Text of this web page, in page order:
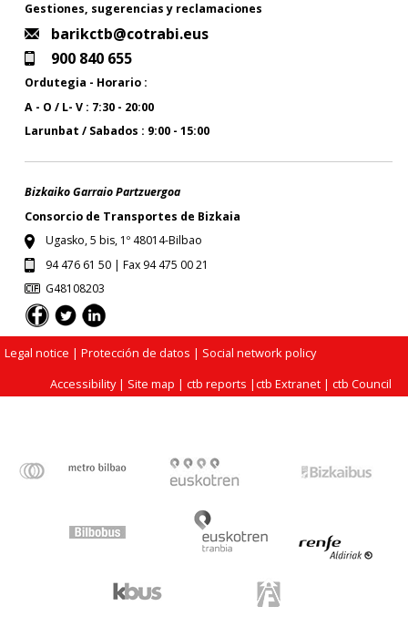
Gestiones, sugerencias y reclamaciones
barikctb@cotrabi.eus
900 840 655
Ordutegia - Horario :
A - O / L- V : 7:30 - 20:00
Larunbat / Sabados : 9:00 - 15:00
Bizkaiko Garraio Partzuergoa
Consorcio de Transportes de Bizkaia
Ugasko, 5 bis, 1º 48014-Bilbao
94 476 61 50 | Fax 94 475 00 21
G48108203
Legal notice | Protección de datos | Social network policy
Accessibility| Site map |ctb reports |ctb Extranet |ctb Council